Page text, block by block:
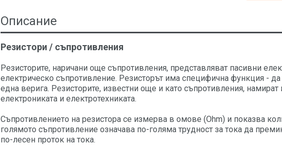
Описание
Резистори / съпротивления
Резисторите, наричани още съпротивления, представляват пасивни
електрическо съпротивление. Резисторът има специфична функция - да
една верига. Резисторите, известни още и като съпротивления,
електрониката и електротехниката.
Съпротивлението на резистора се измерва в омове (Ohm) и показва
голямото съпротивление означава по-голяма трудност за тока да
по-лесен проток на тока.